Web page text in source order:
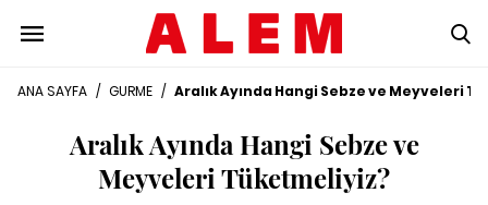
ANA SAYFA / GURME / Aralık Ayında Hangi Sebze ve Meyveleri
Aralık Ayında Hangi Sebze ve
Meyveleri Tüketmeliyiz?